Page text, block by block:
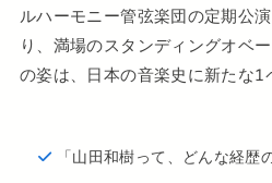
ルハーモニー管弦楽団の定期公
り、満場のスタンディングオベ
の姿は、日本の音楽史に新たな1
「山田和樹って、どんな経歴